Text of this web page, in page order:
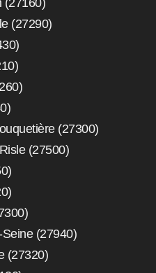
(27290)
(27300)
(27500)
(27940)
(27320)